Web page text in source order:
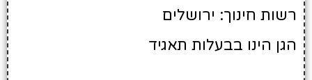
רשות חינוך: ירושלים
הגן הינו בבעלות תאגיד